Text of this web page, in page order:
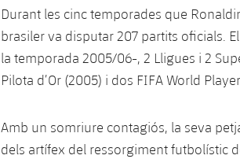
Durant les cinc temporades que
brasiler va disputar 207 partits oficials.
la temporada 2005/06-, 2 Lligues i 2
Pilota d’Or (2005) i dos FIFA World
Amb un somriure contagiós, la seva
dels artífex del ressorgiment futbolístic